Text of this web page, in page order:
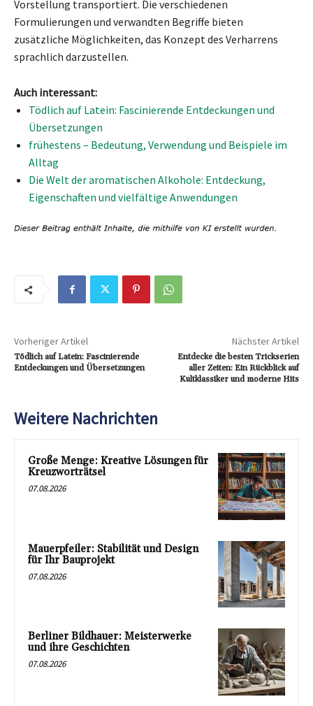
Vorstellung transportiert. Die verschiedenen
Formulierungen und verwandten Begriffe bieten
zusätzliche Möglichkeiten, das Konzept des Verharrens
sprachlich darzustellen.
Auch interessant:
Tödlich auf Latein: Fascinierende Entdeckungen und
Übersetzungen
frühestens – Bedeutung, Verwendung und Beispiele im
Alltag
Die Welt der aromatischen Alkohole: Entdeckung,
Eigenschaften und vielfältige Anwendungen
Vorheriger Artikel
Tödlich auf Latein: Fascinierende
Entdeckungen und Übersetzungen
Nächster Artikel
Entdecke die besten Trickserien
aller Zeiten: Ein Rückblick auf
Kultklassiker und moderne Hits
Weitere Nachrichten
Große Menge: Kreative Lösungen für
Kreuzworträtsel
07.08.2026
Mauerpfeiler: Stabilität und Design
für Ihr Bauprojekt
07.08.2026
Berliner Bildhauer: Meisterwerke
und ihre Geschichten
07.08.2026